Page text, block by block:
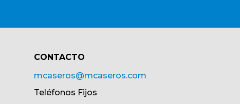
CONTACTO​
mcaseros@mcaseros.com
Teléfonos Fijos